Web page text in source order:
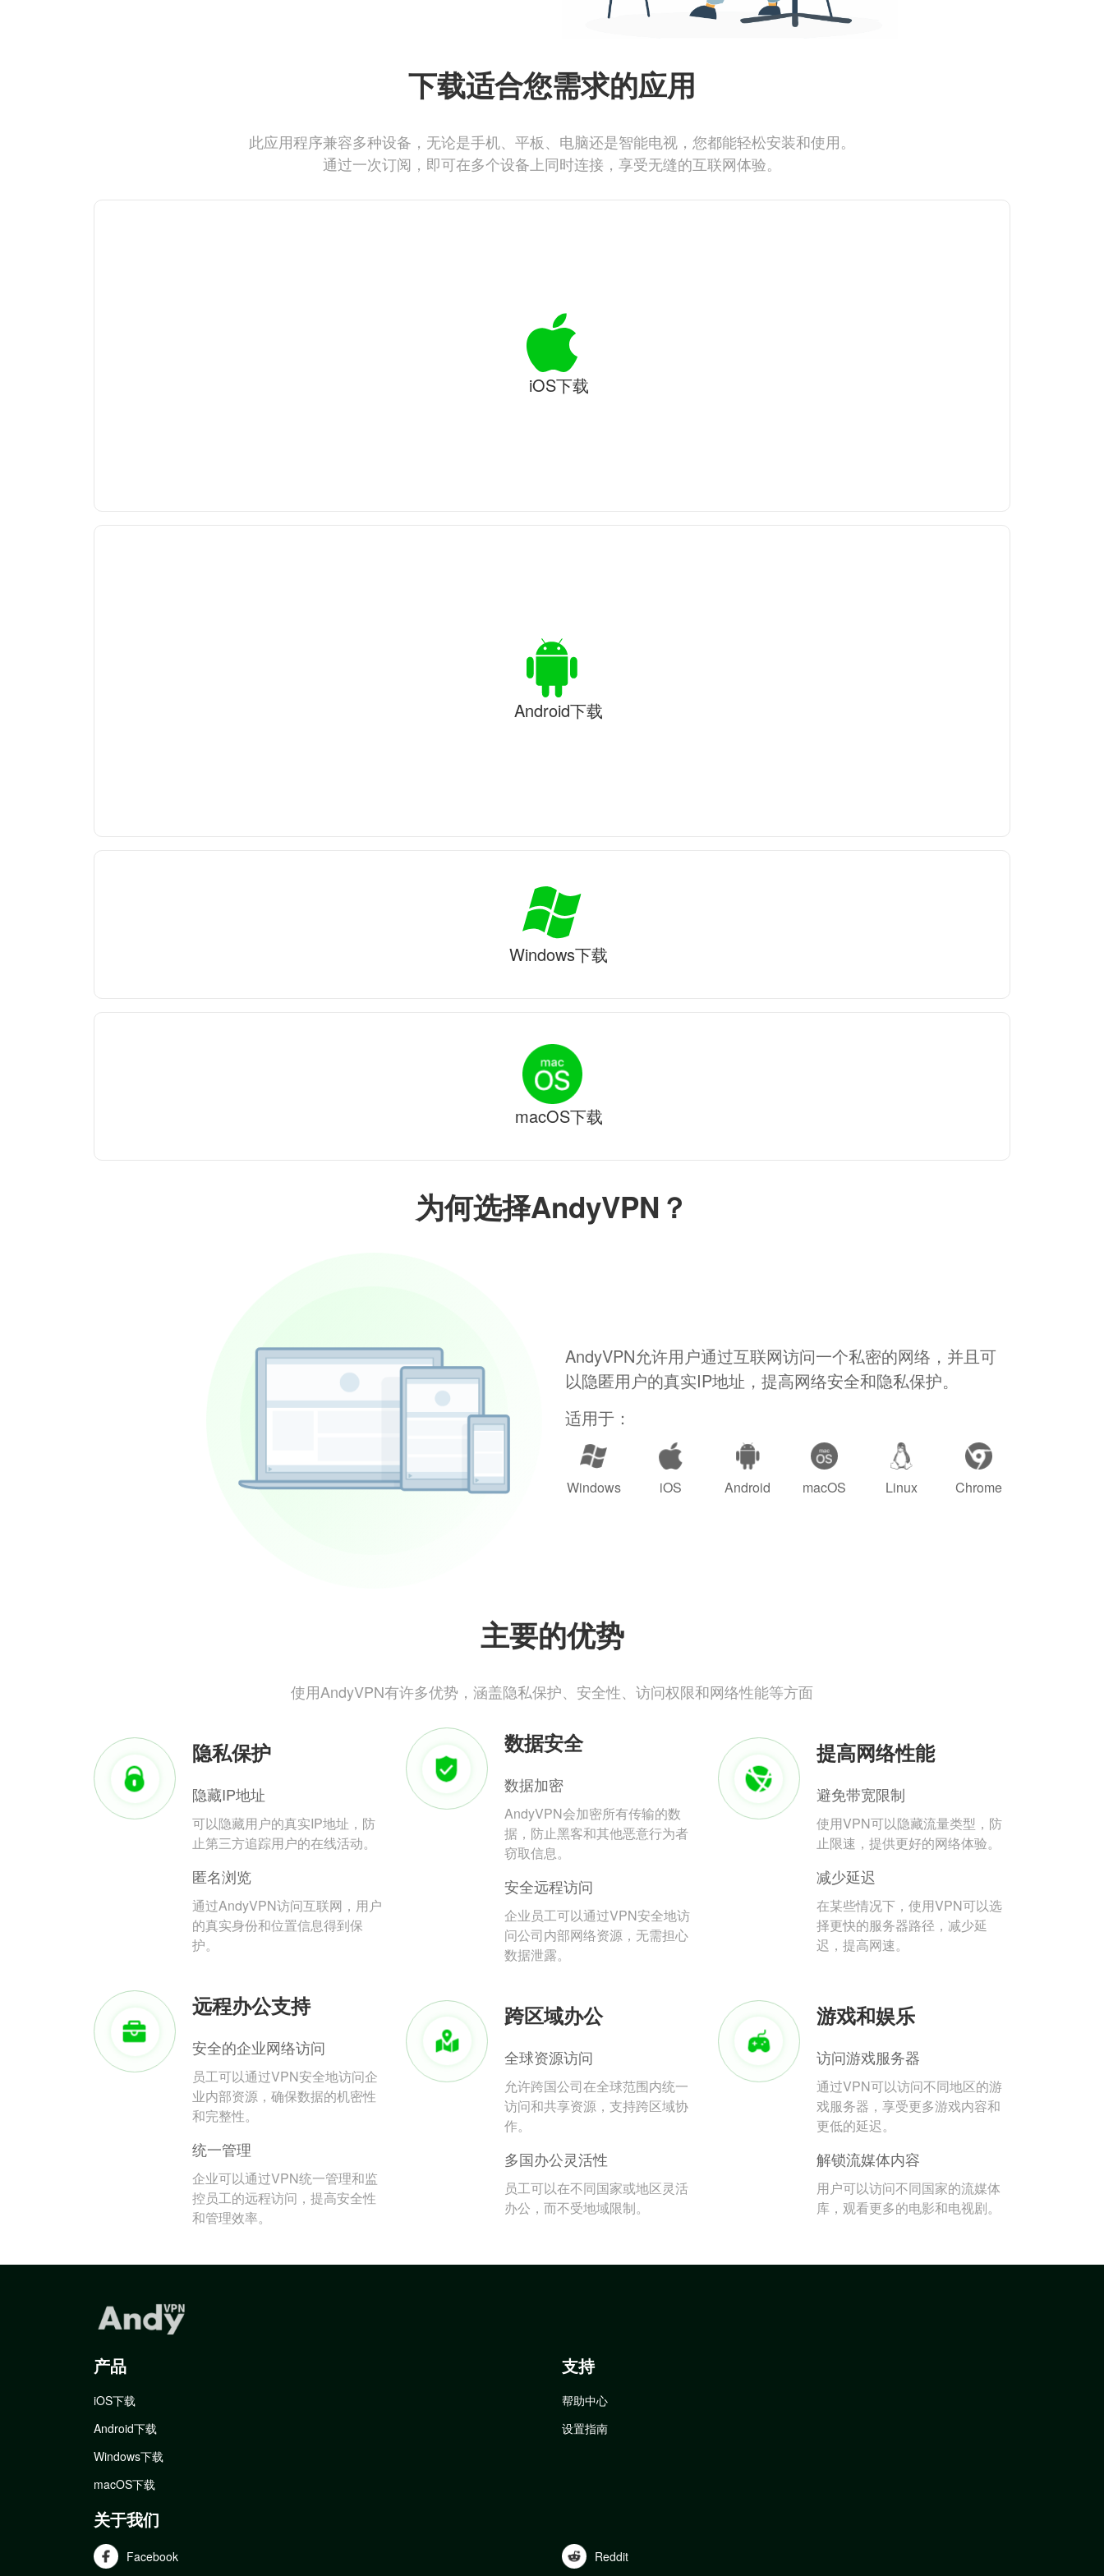
为何选择AndyVPN？
AndyVPN允许用户通过互联网访问一个私密的网络，并且可
以隐匿用户的真实IP地址，提高网络安全和隐私保护。
适用于：
Windows iOS Android macOS Linux Chrome
主要的优势
使用AndyVPN有许多优势，涵盖隐私保护、安全性、访问权限和网络性能等方面
隐私保护
隐藏IP地址
可以隐藏用户的真实IP地址，防
止第三方追踪用户的在线活动。
匿名浏览
通过AndyVPN访问互联网，用户
的真实身份和位置信息得到保
护。
数据安全
数据加密
AndyVPN会加密所有传输的数
据，防止黑客和其他恶意行为者
窃取信息。
安全远程访问
企业员工可以通过VPN安全地访
问公司内部网络资源，无需担心
数据泄露。
提高网络性能
避免带宽限制
使用VPN可以隐藏流量类型，防
止限速，提供更好的网络体验。
减少延迟
在某些情况下，使用VPN可以选
择更快的服务器路径，减少延
迟，提高网速。
远程办公支持
安全的企业网络访问
员工可以通过VPN安全地访问企
业内部资源，确保数据的机密性
和完整性。
统一管理
企业可以通过VPN统一管理和监
控员工的远程访问，提高安全性
和管理效率。
跨区域办公
全球资源访问
允许跨国公司在全球范围内统一
访问和共享资源，支持跨区域协
作。
多国办公灵活性
员工可以在不同国家或地区灵活
办公，而不受地域限制。
游戏和娱乐
访问游戏服务器
通过VPN可以访问不同地区的游
戏服务器，享受更多游戏内容和
更低的延迟。
解锁流媒体内容
用户可以访问不同国家的流媒体
库，观看更多的电影和电视剧。
下载适合您需求的应用
此应用程序兼容多种设备，无论是手机、平板、电脑还是智能电视，您都能轻松安装和使用。
通过一次订阅，即可在多个设备上同时连接，享受无缝的互联网体验。
iOS下载
Android下载
Windows下载
macOS下载
产品
iOS下载
Android下载
Windows下载
macOS下载
支持
帮助中心
设置指南
关于我们
Facebook Reddit